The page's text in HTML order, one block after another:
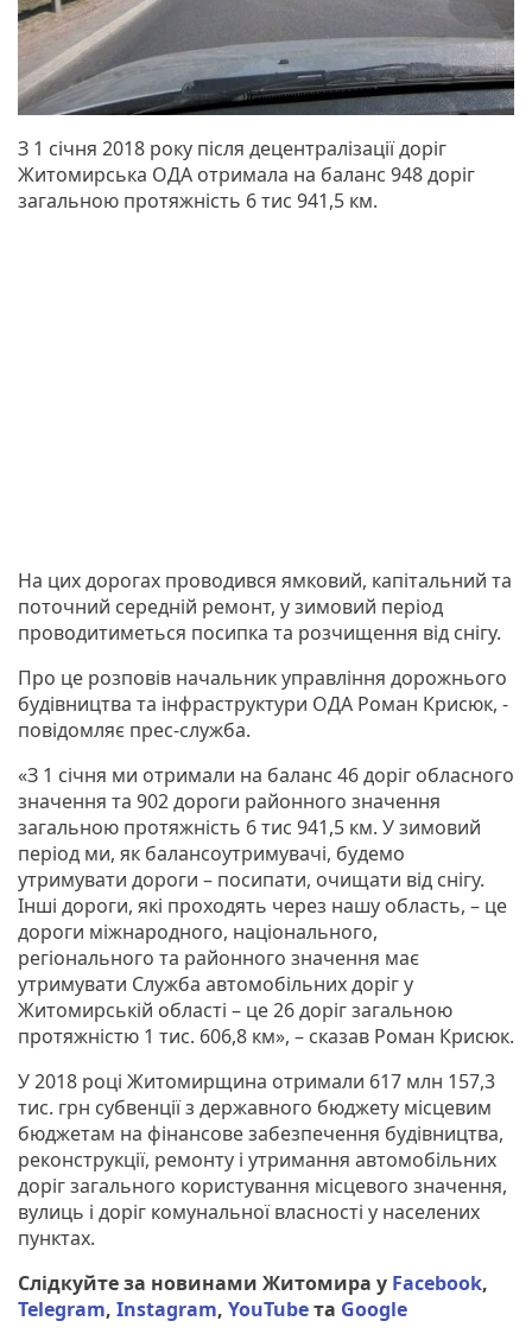
З 1 січня 2018 року після децентралізації доріг
Житомирська ОДА отримала на баланс 948 доріг
загальною протяжність 6 тис 941,5 км.
На цих дорогах проводився ямковий, капітальний та
поточний середній ремонт, у зимовий період
проводитиметься посипка та розчищення від снігу.
Про це розповів начальник управління дорожнього
будівництва та інфраструктури ОДА Роман Крисюк, -
повідомляє прес-служба.
«З 1 січня ми отримали на баланс 46 доріг обласного
значення та 902 дороги районного значення
загальною протяжність 6 тис 941,5 км. У зимовий
період ми, як балансоутримувачі, будемо
утримувати дороги – посипати, очищати від снігу.
Інші дороги, які проходять через нашу область, – це
дороги міжнародного, національного,
регіонального та районного значення має
утримувати Служба автомобільних доріг у
Житомирській області – це 26 доріг загальною
протяжністю 1 тис. 606,8 км», – сказав Роман Крисюк.
У 2018 році Житомирщина отримали 617 млн 157,3
тис. грн субвенції з державного бюджету місцевим
бюджетам на фінансове забезпечення будівництва,
реконструкції, ремонту і утримання автомобільних
доріг загального користування місцевого значення,
вулиць і доріг комунальної власності у населених
пунктах.
Слідкуйте за новинами Житомира у Facebook,
Telegram, Instagram, YouTubeта Google